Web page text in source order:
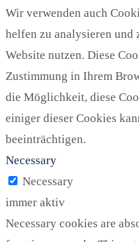
Wir verwenden auch
helfen zu analysieren und
Website nutzen. Diese
Zustimmung in Ihrem
die Möglichkeit, diese
einiger dieser Cookies
beeinträchtigen.
Necessary
Necessary
immer aktiv
Necessary cookies are